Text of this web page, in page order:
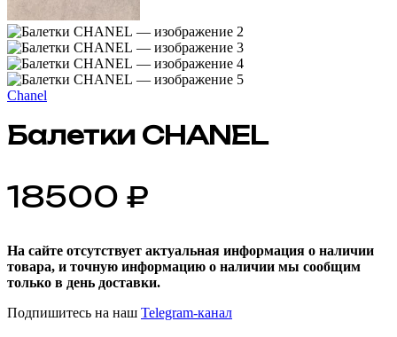
Chanel
Балетки CHANEL
18500 ₽
На сайте отсутствует актуальная информация о наличии
товара, и точную информацию о наличии мы сообщим
только в день доставки.
Подпишитесь на наш Telegram-канал